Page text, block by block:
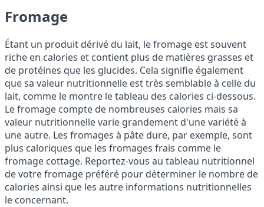
Fromage
Étant un produit dérivé du lait, le fromage est souvent
riche en calories et contient plus de matières grasses et
de protéines que les glucides. Cela signifie également
que sa valeur nutritionnelle est très semblable à celle du
lait, comme le montre le tableau des calories ci-dessous.
Le fromage compte de nombreuses calories mais sa
valeur nutritionnelle varie grandement d'une variété à
une autre. Les fromages à pâte dure, par exemple, sont
plus caloriques que les fromages frais comme le
fromage cottage. Reportez-vous au tableau nutritionnel
de votre fromage préféré pour déterminer le nombre de
calories ainsi que les autre informations nutritionnelles
le concernant.